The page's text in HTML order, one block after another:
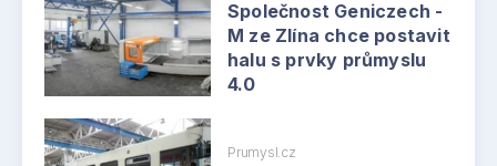
Společnost Geniczech -
M ze Zlína chce postavit
halu s prvky průmyslu
4.0
Prumysl.cz